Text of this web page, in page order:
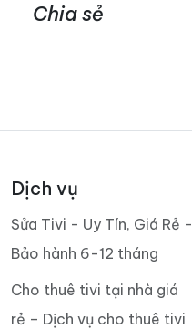
Chia sẻ
Dịch vụ
Sửa Tivi - Uy Tín, Giá Rẻ -
Bảo hành 6-12 tháng
Cho thuê tivi tại nhà giá
rẻ – Dịch vụ cho thuê tivi